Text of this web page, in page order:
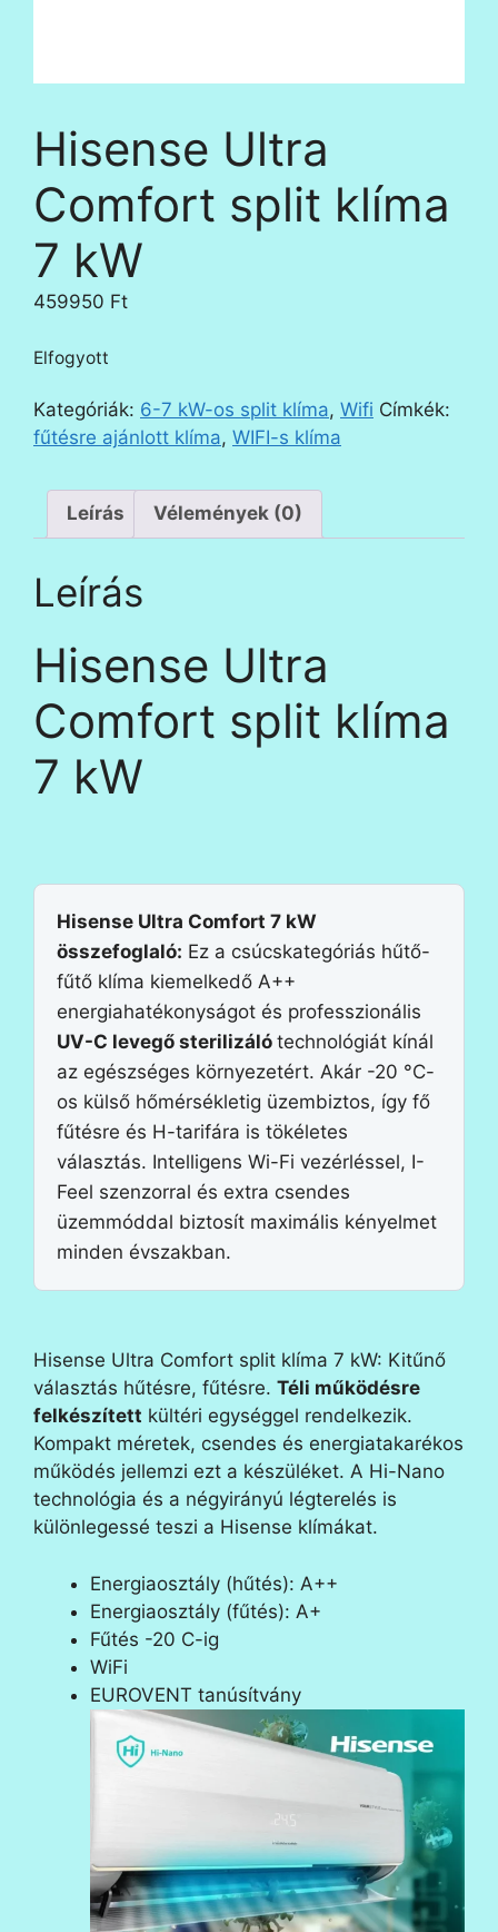
Hisense Ultra
Comfort split klíma
7 kW
459950 Ft
Elfogyott
Kategóriák: 6-7 kW-os split klíma, Wifi Címkék:
fűtésre ajánlott klíma, WIFI-s klíma
Leírás Vélemények (0)
Leírás
Hisense Ultra
Comfort split klíma
7 kW
Hisense Ultra Comfort 7 kW
összefoglaló: Ez a csúcskategóriás hűtő-
fűtő klíma kiemelkedő A++
energiahatékonyságot és professzionális
UV-C levegő sterilizáló technológiát kínál
az egészséges környezetért. Akár -20 °C-
os külső hőmérsékletig üzembiztos, így fő
fűtésre és H-tarifára is tökéletes
választás. Intelligens Wi-Fi vezérléssel, I-
Feel szenzorral és extra csendes
üzemmóddal biztosít maximális kényelmet
minden évszakban.
Hisense Ultra Comfort split klíma 7 kW: Kitűnő
választás hűtésre, fűtésre. Téli működésre
felkészített kültéri egységgel rendelkezik.
Kompakt méretek, csendes és energiatakarékos
működés jellemzi ezt a készüléket. A Hi-Nano
technológia és a négyirányú légterelés is
különlegessé teszi a Hisense klímákat.
Energiaosztály (hűtés): A++
Energiaosztály (fűtés): A+
Fűtés -20 C-ig
WiFi
EUROVENT tanúsítvány